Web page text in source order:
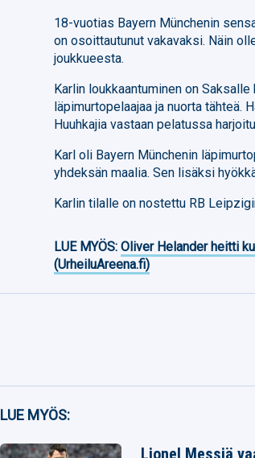
18-vuotias Bayern Münchenin
on osoittautunut vakavaksi. Näin
joukkueesta.
Karlin loukkaantuminen on
läpimurtopelaajaa ja nuorta tähteä.
Huuhkajia vastaan pelatussa
Karl oli Bayern Münchenin
yhdeksän maalia. Sen lisäksi
Karlin tilalle on nostettu RB
LUE MYÖS:Oliver Helander heitti
(UrheiluAreena.fi)
LUE MYÖS:
Lionel Messiä